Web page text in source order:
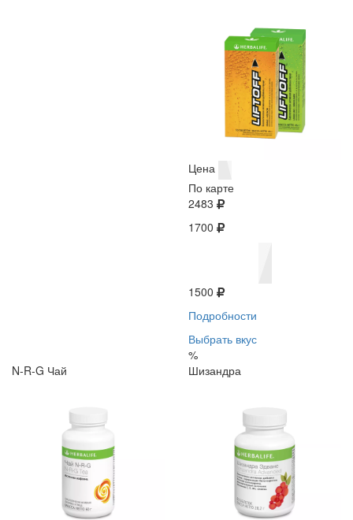
Цена
По карте
2483
1700
1500
Подробности
Выбрать вкус
%
N-R-G Чай
Шизандра